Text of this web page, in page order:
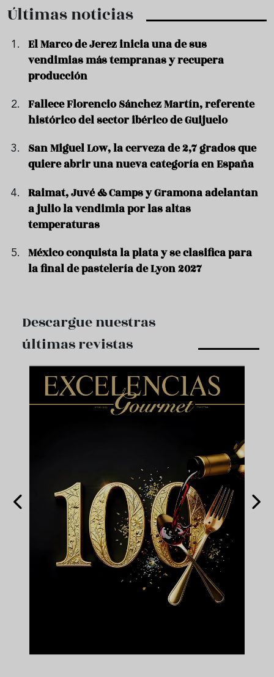
Últimas noticias
El Marco de Jerez inicia una de sus
vendimias más tempranas y recupera
producción
Fallece Florencio Sánchez Martín, referente
histórico del sector ibérico de Guijuelo
San Miguel Low, la cerveza de 2,7 grados que
quiere abrir una nueva categoría en España
Raimat, Juvé & Camps y Gramona adelantan
a julio la vendimia por las altas
temperaturas
México conquista la plata y se clasifica para
la final de pastelería de Lyon 2027
Descargue nuestras
últimas revistas